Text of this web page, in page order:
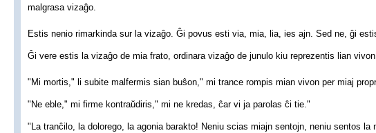
malgrasa vizaĝo.
Estis nenio rimarkinda sur la vizaĝo. Ĝi povus esti via, mia, lia, ies ajn. Sed ne, ĝi
Ĝi vere estis la vizaĝo de mia frato, ordinara vizaĝo de junulo kiu reprezentis lian vivon
"Mi mortis," li subite malfermis sian buŝon," mi trance rompis mian vivon per miaj
"Ne eble," mi firme kontraŭdiris," mi ne kredas, ĉar vi ja parolas ĉi tie."
"La tranĉilo, la dolorego, la agonia barakto! Neniu scias miajn sentojn, neniu sentos